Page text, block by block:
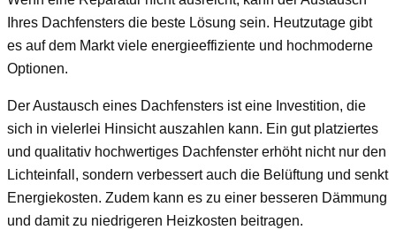
Ihres Dachfensters die beste Lösung sein. Heutzutage gibt
es auf dem Markt viele energieeffiziente und hochmoderne
Optionen.
Der Austausch eines Dachfensters ist eine Investition, die
sich in vielerlei Hinsicht auszahlen kann. Ein gut platziertes
und qualitativ hochwertiges Dachfenster erhöht nicht nur den
Lichteinfall, sondern verbessert auch die Belüftung und senkt
Energiekosten. Zudem kann es zu einer besseren Dämmung
und damit zu niedrigeren Heizkosten beitragen.